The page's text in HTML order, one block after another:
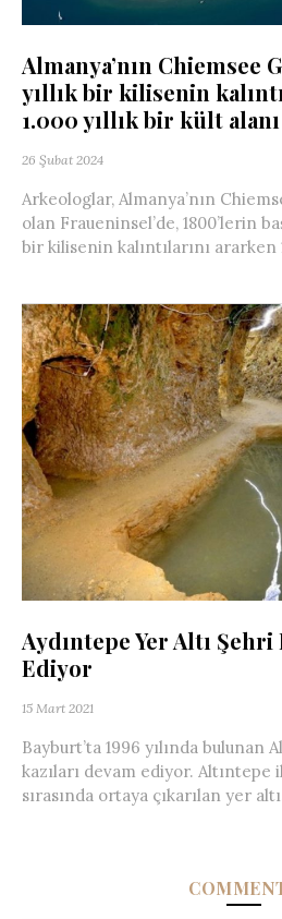
Almanya’nın Chiemsee
yıllık bir kilisenin
1.000 yıllık bir kült
26 Şubat 2024
Arkeologlar, Almanya’nın
olan Fraueninsel’de, 1800’lerin
bir kilisenin kalıntılarını ararken
Aydıntepe Yer Altı Şehri
Ediyor
15 Mart 2021
Bayburt’ta 1996 yılında bulunan
kazıları devam ediyor. Altıntepe
sırasında ortaya çıkarılan yer